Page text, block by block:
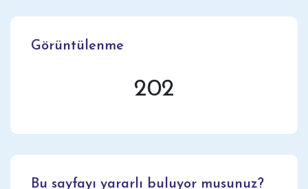
Görüntülenme
202
Bu sayfayı yararlı buluyor musunuz?